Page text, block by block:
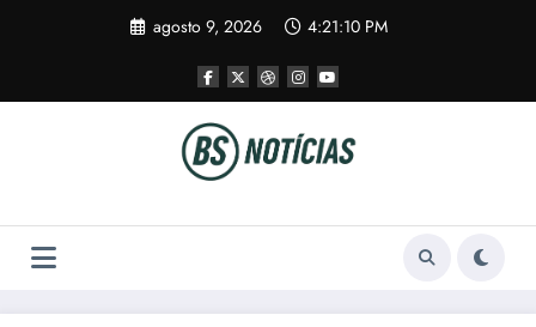
agosto 9, 2026 4:21:11 PM